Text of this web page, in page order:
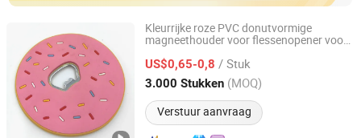
Kleurrijke roze PVC donutvormige
magneethouder voor flessenopener voor
US$0,65-0,8 / Stuk
3.000 Stukken (MOQ)
Verstuur aanvraag
Ningbo Inchoi International Trading Co., Ltd
Zhejiang, China Sinds 2025